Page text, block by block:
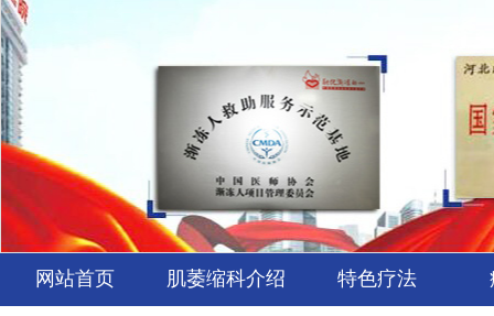
网站首页 肌萎缩科介绍 特色疗法